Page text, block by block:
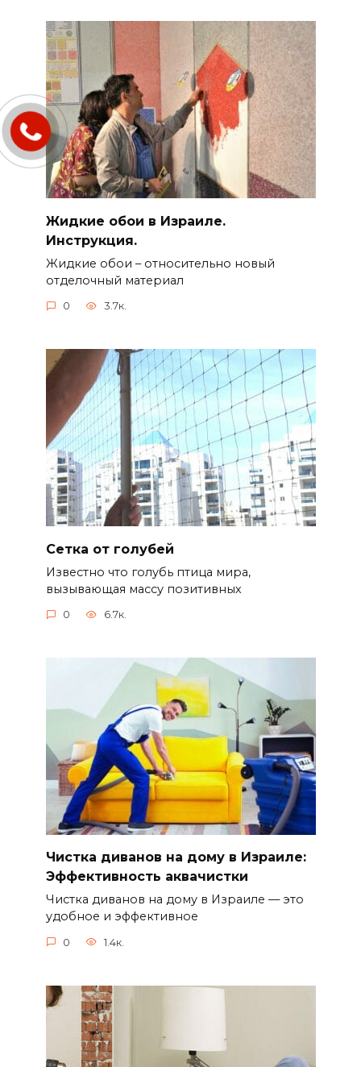
Жидкие обои в Израиле.
Инструкция.
Жидкие обои – относительно новый
отделочный материал
0 3.7к.
Сетка от голубей
Известно что голубь птица мира,
вызывающая массу позитивных
0 6.7к.
Чистка диванов на дому в Израиле:
Эффективность аквачистки
Чистка диванов на дому в Израиле — это
удобное и эффективное
0 1.4к.